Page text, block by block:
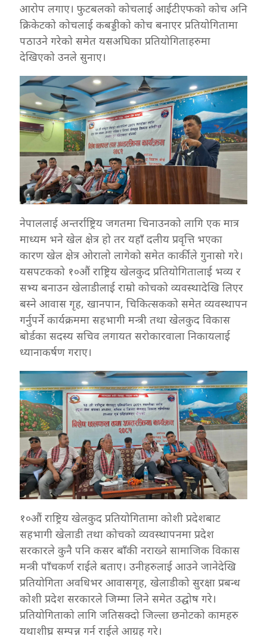
आरोप लगाए। फुटबलको कोचलाई आईटीएफको कोच अनि
क्रिकेटको कोचलाई कबड्डीको कोच बनाएर प्रतियोगितामा
पठाउने गरेको समेत यसअघिका प्रतियोगिताहरुमा
देखिएको उनले सुनाए।
नेपाललाई अन्तर्राष्ट्रिय जगतमा चिनाउनको लागि एक मात्र
माध्यम भने खेल क्षेत्र हो तर यहाँ दलीय प्रवृत्ति भएका
कारण खेल क्षेत्र ओरालो लागेको समेत कार्कीले गुनासो गरे।
यसपटकको १०औं राष्ट्रिय खेलकुद प्रतियोगितालाई भव्य र
सभ्य बनाउन खेलाडीलाई राम्रो कोचको व्यवस्थादेखि लिएर
बस्ने आवास गृह, खानपान, चिकित्सकको समेत व्यवस्थापन
गर्नुपर्ने कार्यक्रममा सहभागी मन्त्री तथा खेलकुद विकास
बोर्डका सदस्य सचिव लगायत सरोकारवाला निकायलाई
ध्यानाकर्षण गराए।
१०औं राष्ट्रिय खेलकुद प्रतियोगितामा कोशी प्रदेशबाट
सहभागी खेलाडी तथा कोचको व्यवस्थापनमा प्रदेश
सरकारले कुनै पनि कसर बाँकी नराख्ने सामाजिक विकास
मन्त्री पाँचकर्ण राईले बताए। उनीहरुलाई आउने जानेदेखि
प्रतियोगिता अवधिभर आवासगृह, खेलाडीको सुरक्षा प्रबन्ध
कोशी प्रदेश सरकारले जिम्मा लिने समेत उद्घोष गरे।
प्रतियोगिताको लागि जतिसक्दो जिल्ला छनोटको कामहरु
यथाशीघ्र सम्पन्न गर्न राईले आग्रह गरे।